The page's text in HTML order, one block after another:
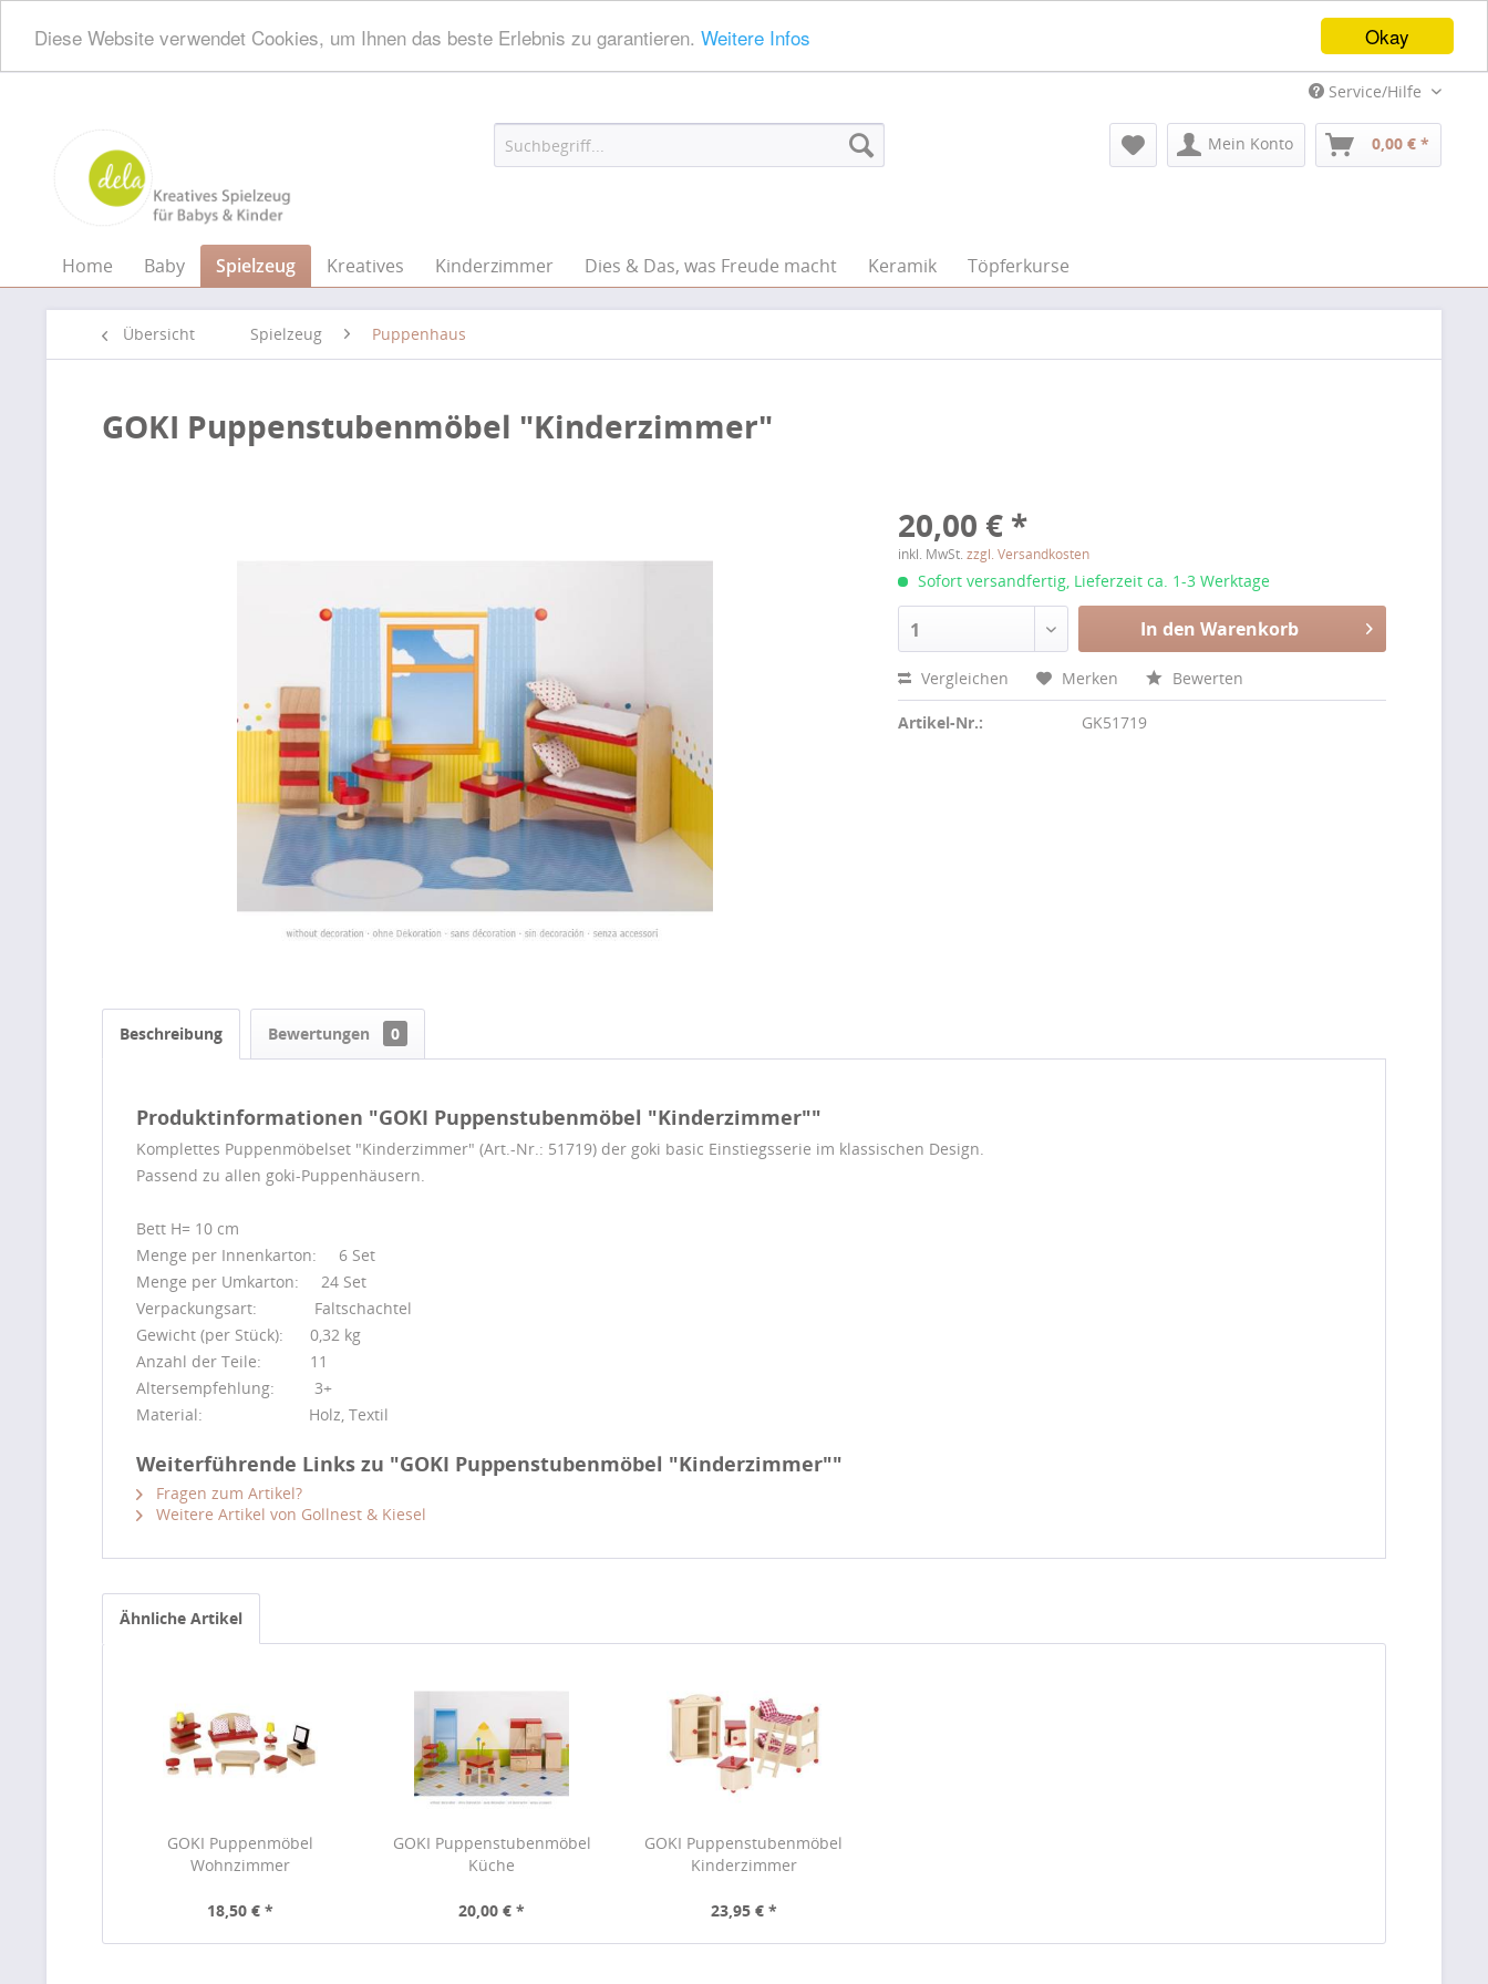
Okay
Diese Website verwendet Cookies, um Ihnen das beste Erlebnis zu garantieren. Weitere Infos
Service/Hilfe
Mein Konto 0,00 € *
Home Baby Spielzeug Kreatives Kinderzimmer Dies & Das, was Freude macht Keramik Töpferkurse
Übersicht Spielzeug Puppenhaus
GOKI Puppenstubenmöbel "Kinderzimmer"
20,00 € *
inkl. MwSt.zzgl. Versandkosten
Sofort versandfertig, Lieferzeit ca. 1-3 Werktage
1 In den Warenkorb
Vergleichen Merken Bewerten
Artikel-Nr.: GK51719
Beschreibung Bewertungen 0
Produktinformationen "GOKI Puppenstubenmöbel "Kinderzimmer""
Komplettes Puppenmöbelset "Kinderzimmer" (Art.-Nr.: 51719) der goki basic Einstiegsserie im klassischen Design.
Passend zu allen goki-Puppenhäusern.
Bett H= 10 cm
Menge per Innenkarton: 6 Set
Menge per Umkarton: 24 Set
Verpackungsart: Faltschachtel
Gewicht (per Stück): 0,32 kg
Anzahl der Teile: 11
Altersempfehlung: 3+
Material: Holz, Textil
Weiterführende Links zu "GOKI Puppenstubenmöbel "Kinderzimmer""
Fragen zum Artikel?
Weitere Artikel von Gollnest & Kiesel
Ähnliche Artikel
GOKI Puppenmöbel
Wohnzimmer
18,50 € *
GOKI Puppenstubenmöbel
Küche
20,00 € *
GOKI Puppenstubenmöbel
Kinderzimmer
23,95 € *